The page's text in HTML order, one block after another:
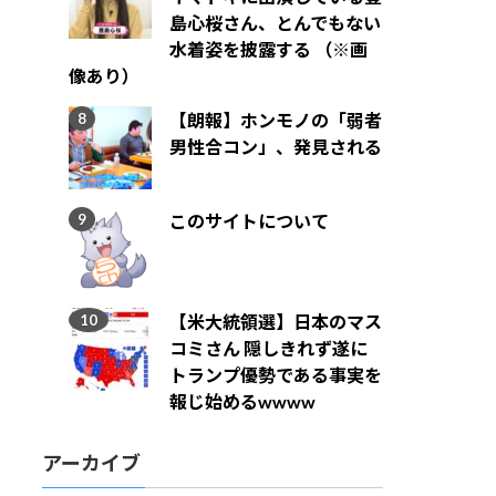
島心桜さん、とんでもない
水着姿を披露する （※画
像あり）
【朗報】ホンモノの「弱者
男性合コン」、発見される
このサイトについて
【米大統領選】日本のマス
コミさん 隠しきれず遂に
トランプ優勢である事実を
報じ始めるwwww
アーカイブ